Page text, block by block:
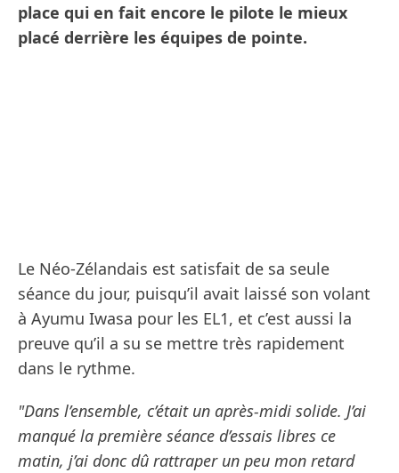
place qui en fait encore le pilote le mieux
placé derrière les équipes de pointe.
Le Néo-Zélandais est satisfait de sa seule
séance du jour, puisqu’il avait laissé son volant
à Ayumu Iwasa pour les EL1, et c’est aussi la
preuve qu’il a su se mettre très rapidement
dans le rythme.
"Dans l’ensemble, c’était un après-midi solide. J’ai
manqué la première séance d’essais libres ce
matin, j’ai donc dû rattraper un peu mon retard